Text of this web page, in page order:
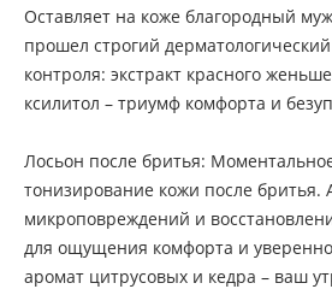
Оставляет на коже благородный
прошел строгий
контроля: экстракт красного
ксилитол – триумф комфорта и
Лосьон после бритья:
тонизирование кожи после бритья.
микроповреждений и
для ощущения комфорта и
аромат цитрусовых и кедра – ваш